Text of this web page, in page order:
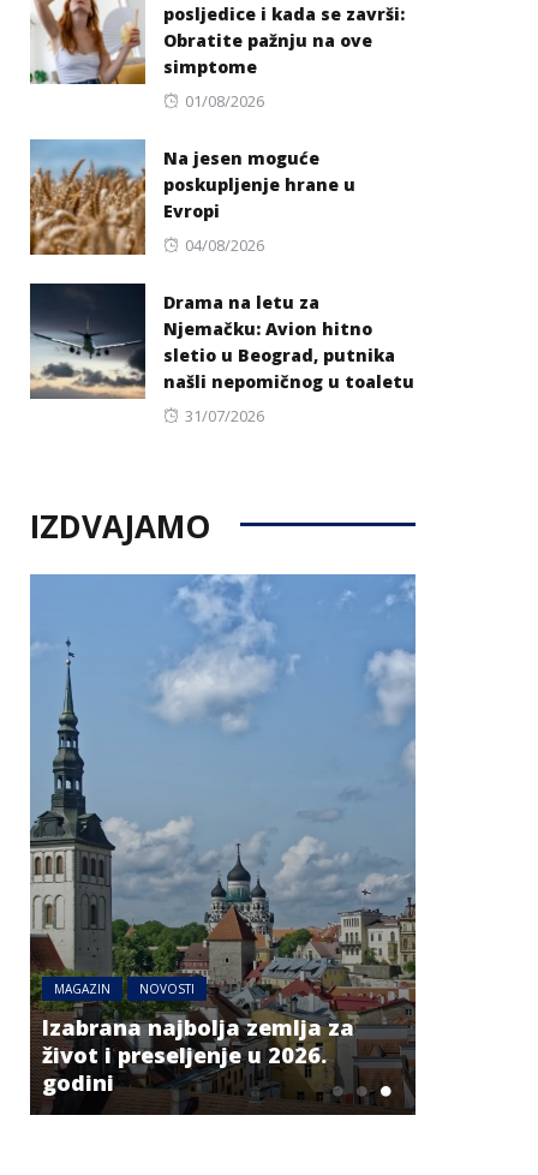
posljedice i kada se završi:
Obratite pažnju na ove
simptome
Posted
01/08/2026
Na jesen moguće
poskupljenje hrane u
Evropi
Posted
04/08/2026
Drama na letu za
Njemačku: Avion hitno
sletio u Beograd, putnika
našli nepomičnog u toaletu
Posted
31/07/2026
IZDVAJAMO
MAGAZIN NOVOSTI
Izabrana najbolja zemlja za
život i preseljenje u 2026.
godini